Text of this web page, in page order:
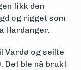
fikk den
og rigget som
Hardanger.
Vardø og seilte
Det ble nå brukt